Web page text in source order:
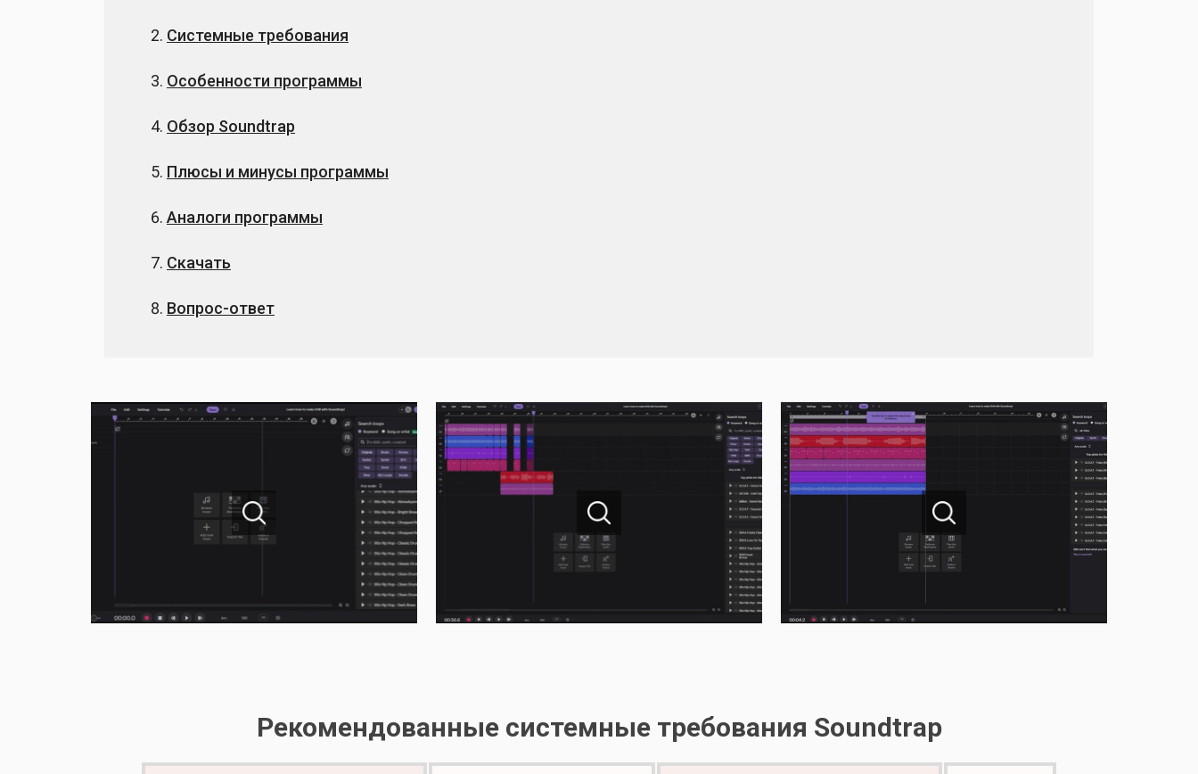
Системные требования
Особенности программы
Обзор Soundtrap
Плюсы и минусы программы
Аналоги программы
Скачать
Вопрос-ответ
Рекомендованные системные требования Soundtrap